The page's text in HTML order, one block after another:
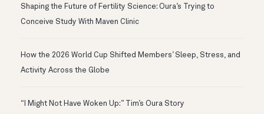
Shaping the Future of Fertility Science: Oura’s Trying to
Conceive Study With Maven Clinic
How the 2026 World Cup Shifted Members’ Sleep, Stress, and
Activity Across the Globe
“I Might Not Have Woken Up:” Tim’s Oura Story